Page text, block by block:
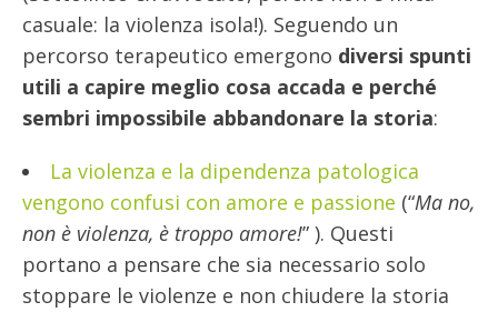
casuale: la violenza isola!). Seguendo un
percorso terapeutico emergono diversi spunti
utili a capire meglio cosa accada e perché
sembri impossibile abbandonare la storia:
La violenza e la dipendenza patologica
vengono confusi con amore e passione (“Ma no,
non è violenza, è troppo amore!” ). Questi
portano a pensare che sia necessario solo
stoppare le violenze e non chiudere la storia